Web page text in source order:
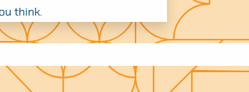
think.